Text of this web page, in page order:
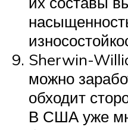
Sherwin-
можно
обходит
В США уже